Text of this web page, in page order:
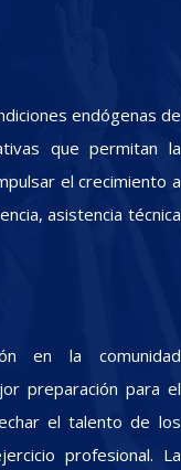
endógenas de
que permitan la
el crecimiento a
asistencia técnica
en la comunidad
preparación para el
el talento de los
profesional. La